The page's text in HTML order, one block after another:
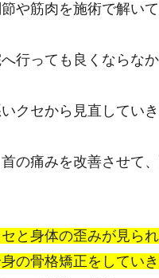
や筋肉を施術で解い
行っても良くならな
クセから見直してい
の痛みを改善させて
と身体の歪みが見ら
の骨格矯正をしていき